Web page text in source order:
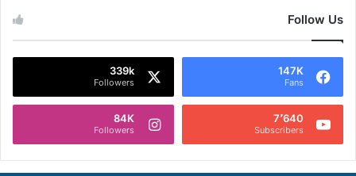
Follow Us
147K
Fans
339k
Followers
7٬640
Subscribers
84K
Followers